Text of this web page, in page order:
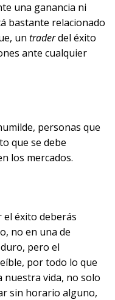
una ganancia ni
bastante relacionado
un traderdel éxito
ante cualquier
personas que
que se debe
los mercados.
el éxito deberás
no en una de
pero el
por todo lo que
vida, no solo
sin horario alguno,